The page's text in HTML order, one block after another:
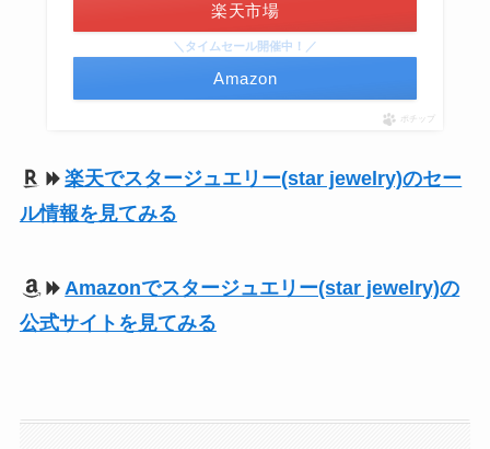
＼タイムセール開催中！／
Amazon
楽天市場
ポチップ
楽天でスタージュエリー(star jewelry)のセー
ル情報を見てみる
Amazonでスタージュエリー(star jewelry)の
公式サイトを見てみる